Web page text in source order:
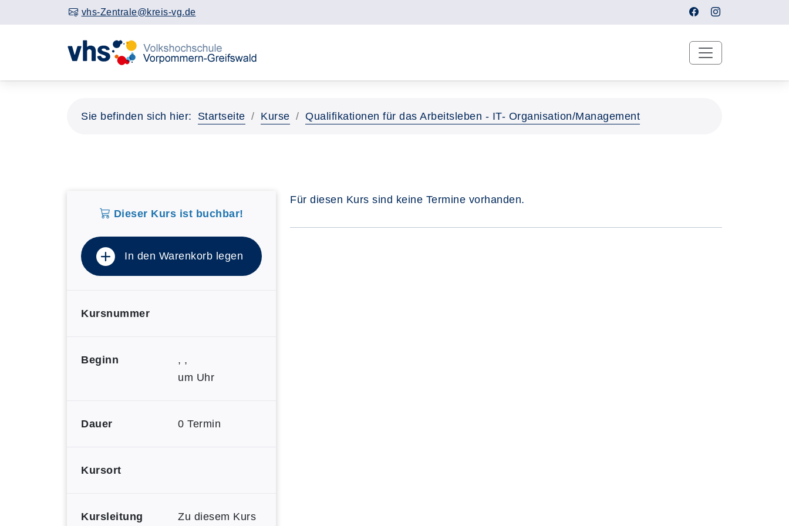
vhs-Zentrale@kreis-vg.de
Sie befinden sich hier: Startseite Kurse Qualifikationen für das Arbeitsleben - IT- Organisation/Management
Dieser Kurs ist buchbar!
In den Warenkorb legen
Kursnummer
Beginn
, ,
um Uhr
Dauer 0 Termin
Kursort
Kursleitung Zu diesem Kurs
Für diesen Kurs sind keine Termine vorhanden.